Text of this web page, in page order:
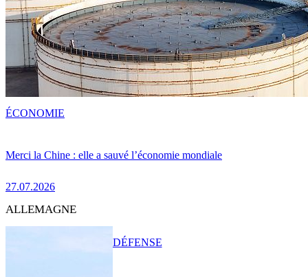
Merci la Chine : elle a sauvé l’économie mondiale
27.07.2026
ÉCONOMIE
ALLEMAGNE
DÉFENSE